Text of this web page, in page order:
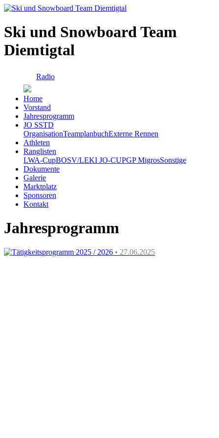
Ski und Snowboard Team
Diemtigtal
Radio
Home
Vorstand
Jahresprogramm
JO SSTD
OrganisationTeamplanbuchExterne Rennen
Athleten
Ranglisten
LWA-CupBOSV/LEKI JO-CUPGP MigrosSonstige
Dokumente
Galerie
Marktplatz
Sponsoren
Kontakt
Jahresprogramm
Tätigkeitsprogramm 2025 / 2026 • 27.06.2025